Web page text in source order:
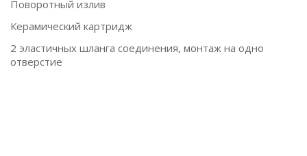
Поворотный излив
Керамический картридж
2 эластичных шланга соединения, монтаж на одно
отверстие